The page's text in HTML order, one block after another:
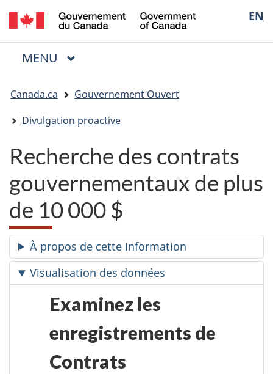
Passer
au
contenu
Passer
à
« Au
Passer
à
la
EN
of
Menu
MENU PRINCIPAL
êtes
ici
Canada.ca
Gouvernement Ouvert
Divulgation proactive
Recherche des contrats
gouvernementaux de plus
de 10 000 $
À propos de cette information
Visualisation des données
Examinez les
enregistrements de
Contrats